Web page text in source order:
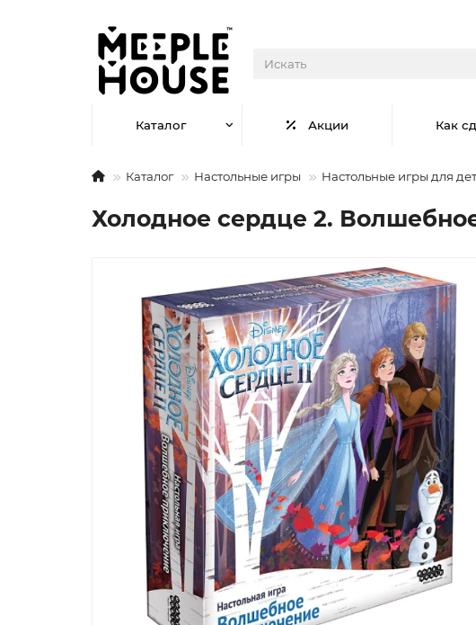
Каталог Акции Как
Каталог Настольные игры Настольные игры для
Холодное сердце 2.